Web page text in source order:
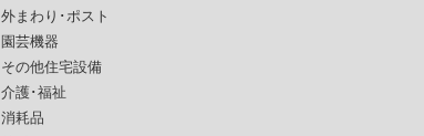
外まわり･ポスト
園芸機器
その他住宅設備
介護･福祉
消耗品